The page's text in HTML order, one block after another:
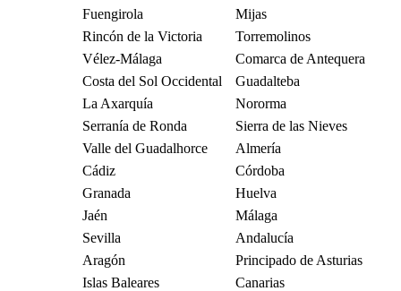
Fuengirola
Mijas
Rincón de la Victoria
Torremolinos
Vélez-Málaga
Comarca de Antequera
Costa del Sol Occidental
Guadalteba
La Axarquía
Nororma
Serranía de Ronda
Sierra de las Nieves
Valle del Guadalhorce
Almería
Cádiz
Córdoba
Granada
Huelva
Jaén
Málaga
Sevilla
Andalucía
Aragón
Principado de Asturias
Islas Baleares
Canarias